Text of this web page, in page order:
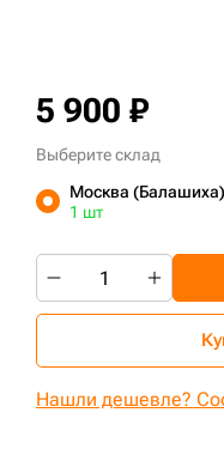
5 900 ₽
Выберите склад
Москва (Балашиха)
1 шт
Нашли дешевле?